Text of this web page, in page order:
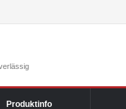
Produktinfo